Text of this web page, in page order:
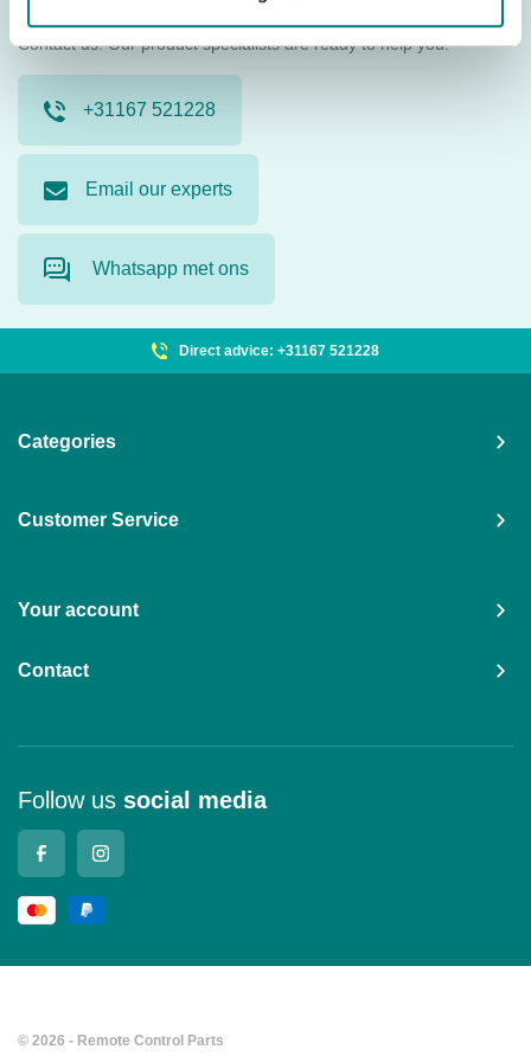
Contact us. Our product specialists are ready to help you.
+31167 521228
Email our experts
Whatsapp met ons
Direct advice: +31167 521228
Categories
Customer Service
Your account
Contact
Follow us social media
© 2026 - Remote Control Parts